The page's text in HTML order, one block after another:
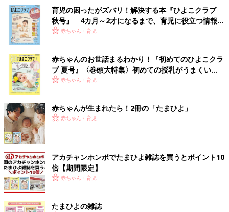
育児の困ったがズバリ！解決する本『ひよこクラブ
秋号』 4カ月～2才になるまで、育児に役立つ情報が
いっぱい！
赤ちゃん・育児
赤ちゃんのお世話まるわかり！『初めてのひよこクラ
ブ 夏号』〈巻頭大特集〉初めての授乳がうまくい
く！ おっぱい・ミルクの基本と夏のトラブル 解決テ
赤ちゃん・育児
赤ちゃんが生まれたら！2冊の「たまひよ」
赤ちゃん・育児
アカチャンホンポでたまひよ雑誌を買うとポイント10
倍【期間限定】
赤ちゃん・育児
たまひよの雑誌